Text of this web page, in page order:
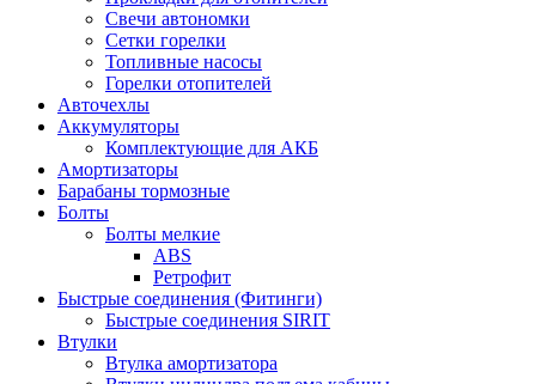
Свечи автономки
Сетки горелки
Топливные насосы
Горелки отопителей
Авточехлы
Аккумуляторы
Комплектующие для АКБ
Амортизаторы
Барабаны тормозные
Болты
Болты мелкие
ABS
Ретрофит
Быстрые соединения (Фитинги)
Быстрые соединения SIRIT
Втулки
Втулка амортизатора